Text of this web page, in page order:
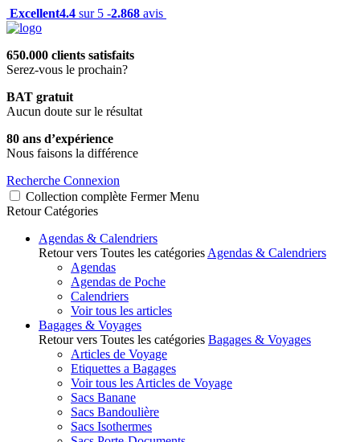
Excellent4.4 sur 5 -2.868 avis
650.000 clients satisfaits
Serez-vous le prochain?
BAT gratuit
Aucun doute sur le résultat
80 ans d’expérience
Nous faisons la différence
Recherche Connexion
Collection complète Fermer Menu
Retour Catégories
Agendas & Calendriers
Retour vers Toutes les catégories Agendas & Calendriers
Agendas
Agendas de Poche
Calendriers
Voir tous les articles
Bagages & Voyages
Retour vers Toutes les catégories Bagages & Voyages
Articles de Voyage
Etiquettes a Bagages
Voir tous les Articles de Voyage
Sacs Banane
Sacs Bandoulière
Sacs Isothermes